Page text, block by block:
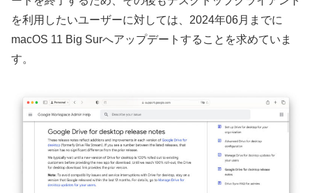
を利用したいユーザーに対しては、2024年06月までに
macOS 11 Big Surへアップデートすることを求めていま
す。